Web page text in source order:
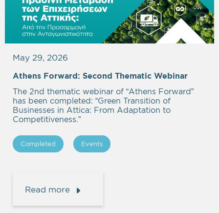
May 29, 2026
Athens Forward: Second Thematic Webinar
The 2nd thematic webinar of “Athens Forward”
has been completed: “Green Transition of
Businesses in Attica: From Adaptation to
Competitiveness.”
Completed Events
Read more